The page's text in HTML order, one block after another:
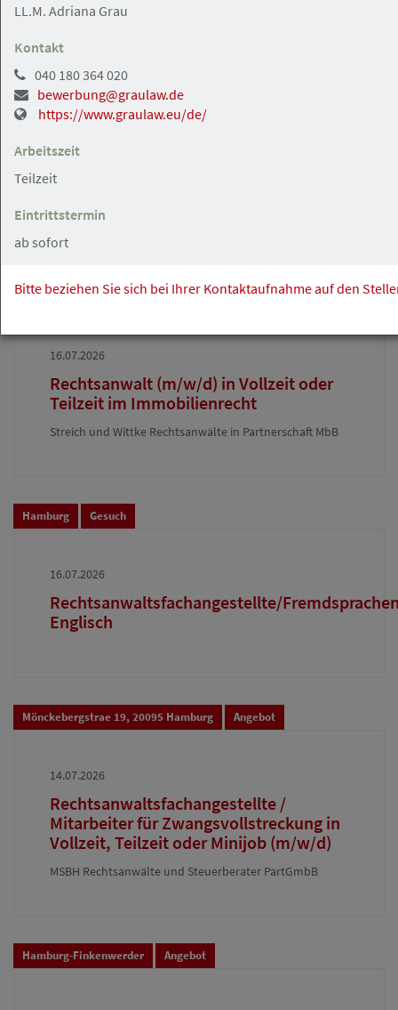
16.07.2026
Rechtsanwaltsfachangestellte:r als
Rechtsanwaltsges. mbH
Hamburg Angebot
16.07.2026
Rechtsanwalt (m/w/d) in Vollzeit oder
Teilzeit im Immobilienrecht
Streich und Wittke Rechtsanwälte in Partnerschaft MbB
Hamburg Gesuch
16.07.2026
Rechtsanwaltsfachangestellte/
Englisch
Mönckebergstrae 19, 20095 Hamburg Angebot
14.07.2026
Rechtsanwaltsfachangestellte /
Mitarbeiter für Zwangsvollstreckung in
Vollzeit, Teilzeit oder Minijob (m/w/d)
MSBH Rechtsanwälte und Steuerberater PartGmbB
Hamburg-Finkenwerder Angebot
LL.M. Adriana Grau
Kontakt
040 180 364 020
bewerbung@graulaw.de
https://www.graulaw.eu/de/
Arbeitszeit
Teilzeit
Eintrittstermin
ab sofort
Bitte beziehen Sie sich bei Ihrer Kontaktaufnahme auf den